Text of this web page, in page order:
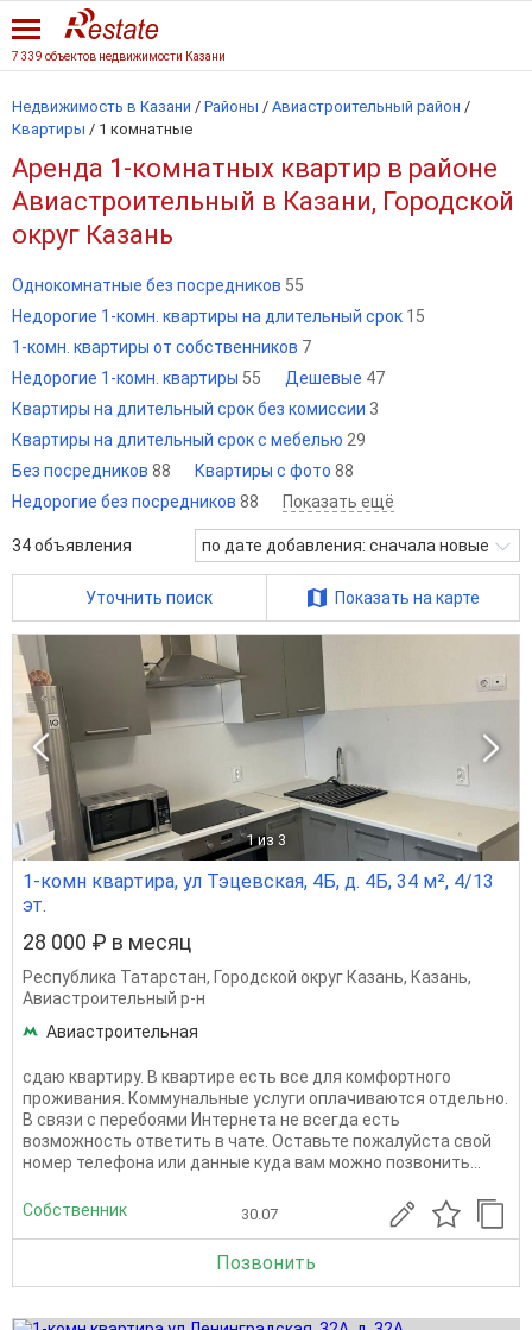
7 339 объектов недвижимости Казани
Недвижимость в Казани / Районы / Авиастроительный район /
Квартиры / 1 комнатные
Аренда 1-комнатных квартир в районе
Авиастроительный в Казани, Городской
округ Казань
Однокомнатные без посредников 55
Недорогие 1-комн. квартиры на длительный срок 15
1-комн. квартиры от собственников 7
Недорогие 1-комн. квартиры 55 Дешевые 47
Квартиры на длительный срок без комиссии 3
Квартиры на длительный срок с мебелью 29
Без посредников 88 Квартиры с фото 88
Недорогие без посредников 88 Показать ещё
34объявления по дате добавления: сначала новые
Уточнить поиск Показать на карте
1 из 3
1-комн квартира, ул Тэцевская, 4Б, д. 4Б, 34 м², 4/13
эт.
28 000 ₽ в месяц
Республика Татарстан, Городской округ Казань, Казань,
Авиастроительный р-н
Авиастроительная
сдаю квартиру. В квартире есть все для комфортного
проживания. Коммунальные услуги оплачиваются отдельно.
В связи с перебоями Интернета не всегда есть
возможность ответить в чате. Оставьте пожалуйста свой
номер телефона или данные куда вам можно позвонить...
Собственник 30.07
Позвонить